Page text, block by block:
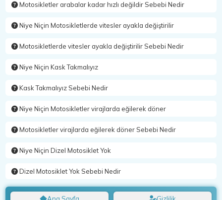
Motosikletler arabalar kadar hızlı değildir Sebebi Nedir
Niye Niçin Motosikletlerde vitesler ayakla değiştirilir
Motosikletlerde vitesler ayakla değiştirilir Sebebi Nedir
Niye Niçin Kask Takmalıyız
Kask Takmalıyız Sebebi Nedir
Niye Niçin Motosikletler virajlarda eğilerek döner
Motosikletler virajlarda eğilerek döner Sebebi Nedir
Niye Niçin Dizel Motosiklet Yok
Dizel Motosiklet Yok Sebebi Nedir